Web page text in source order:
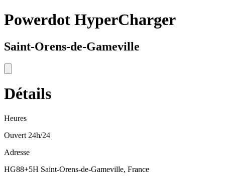
Powerdot HyperCharger
Saint-Orens-de-Gameville
Détails
Heures
Ouvert 24h/24
Adresse
HG88+5H Saint-Orens-de-Gameville, France